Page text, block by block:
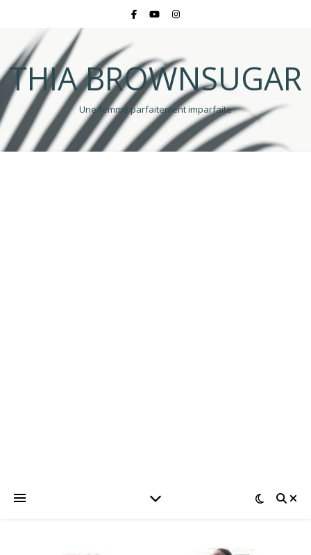
THIA BROWNSUGAR
Une femme parfaitement imparfaite